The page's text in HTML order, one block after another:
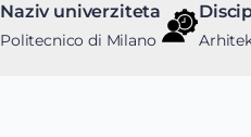
Naziv univerziteta
Politecnico di Milano